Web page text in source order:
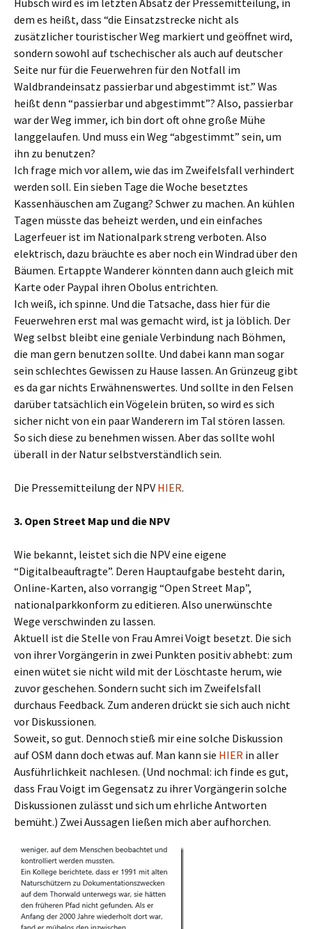
dem es heißt, dass “die Einsatzstrecke nicht als
zusätzlicher touristischer Weg markiert und geöffnet wird,
sondern sowohl auf tschechischer als auch auf deutscher
Seite nur für die Feuerwehren für den Notfall im
Waldbrandeinsatz passierbar und abgestimmt ist.” Was
heißt denn “passierbar und abgestimmt”? Also, passierbar
war der Weg immer, ich bin dort oft ohne große Mühe
langgelaufen. Und muss ein Weg “abgestimmt” sein, um
ihn zu benutzen?
Ich frage mich vor allem, wie das im Zweifelsfall verhindert
werden soll. Ein sieben Tage die Woche besetztes
Kassenhäuschen am Zugang? Schwer zu machen. An kühlen
Tagen müsste das beheizt werden, und ein einfaches
Lagerfeuer ist im Nationalpark streng verboten. Also
elektrisch, dazu bräuchte es aber noch ein Windrad über den
Bäumen. Ertappte Wanderer könnten dann auch gleich mit
Karte oder Paypal ihren Obolus entrichten.
Ich weiß, ich spinne. Und die Tatsache, dass hier für die
Feuerwehren erst mal was gemacht wird, ist ja löblich. Der
Weg selbst bleibt eine geniale Verbindung nach Böhmen,
die man gern benutzen sollte. Und dabei kann man sogar
sein schlechtes Gewissen zu Hause lassen. An Grünzeug gibt
es da gar nichts Erwähnenswertes. Und sollte in den Felsen
darüber tatsächlich ein Vögelein brüten, so wird es sich
sicher nicht von ein paar Wanderern im Tal stören lassen.
So sich diese zu benehmen wissen. Aber das sollte wohl
überall in der Natur selbstverständlich sein.
Die Pressemitteilung der NPV HIER.
3. Open Street Map und die NPV
Wie bekannt, leistet sich die NPV eine eigene
“Digitalbeauftragte”. Deren Hauptaufgabe besteht darin,
Online-Karten, also vorrangig “Open Street Map”,
nationalparkkonform zu editieren. Also unerwünschte
Wege verschwinden zu lassen.
Aktuell ist die Stelle von Frau Amrei Voigt besetzt. Die sich
von ihrer Vorgängerin in zwei Punkten positiv abhebt: zum
einen wütet sie nicht wild mit der Löschtaste herum, wie
zuvor geschehen. Sondern sucht sich im Zweifelsfall
durchaus Feedback. Zum anderen drückt sie sich auch nicht
vor Diskussionen.
Soweit, so gut. Dennoch stieß mir eine solche Diskussion
auf OSM dann doch etwas auf. Man kann sie HIER in aller
Ausführlichkeit nachlesen. (Und nochmal: ich finde es gut,
dass Frau Voigt im Gegensatz zu ihrer Vorgängerin solche
Diskussionen zulässt und sich um ehrliche Antworten
bemüht.) Zwei Aussagen ließen mich aber aufhorchen.